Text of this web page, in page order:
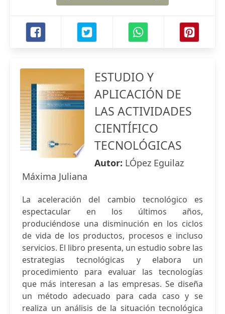
ESTUDIO Y
APLICACIÓN DE
LAS ACTIVIDADES
CIENTÍFICO
TECNOLÓGICAS
Autor: LÓpez Eguilaz
Máxima Juliana
La aceleración del cambio tecnológico es
espectacular en los últimos años,
produciéndose una disminución en los ciclos
de vida de los productos, procesos e incluso
servicios. El libro presenta, un estudio sobre las
estrategias tecnológicas y elabora un
procedimiento para evaluar las tecnologías
que más interesan a las empresas. Se diseña
un método adecuado para cada caso y se
realiza un análisis de la situación tecnológica